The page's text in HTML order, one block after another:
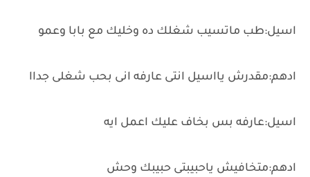
اسيل:طب ماتسيب شغلك ده وخليك مع بابا وعمو
ادهم:مقدرش يااسيل انتى عارفه انى بحب شغلى جداا
اسيل:عارفه بس بخاف عليك اعمل ايه
ادهم:متخافيش ياحبيبتى حبيبك وحش